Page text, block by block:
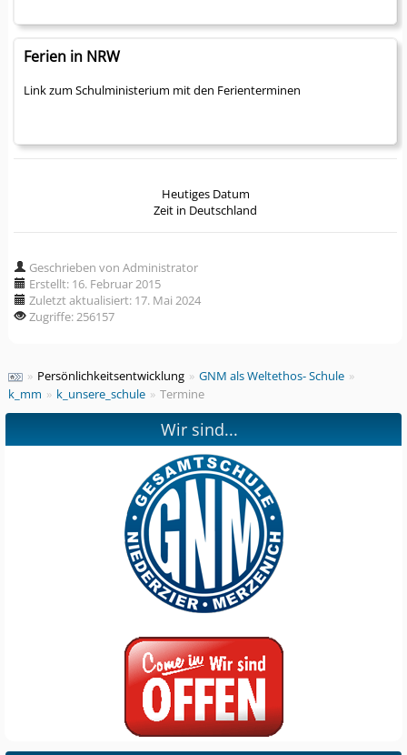
Ferien in NRW
Link zum Schulministerium mit den Ferienterminen
Heutiges Datum
Zeit in Deutschland
Geschrieben von Administrator
Erstellt: 16. Februar 2015
Zuletzt aktualisiert: 17. Mai 2024
Zugriffe: 256157
» Persönlichkeitsentwicklung » GNM als Weltethos- Schule »
k_mm » k_unsere_schule » Termine
Wir sind...